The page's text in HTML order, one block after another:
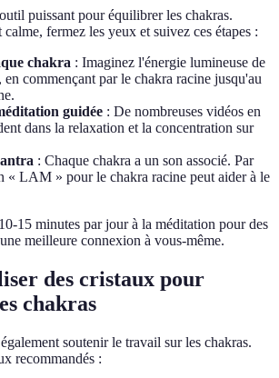
puissant pour équilibrer les chakras.
fermez les yeux et suivez ces étapes :
chakra : Imaginez l'énergie lumineuse de
en commençant par le chakra racine jusqu'au
guidée : De nombreuses vidéos en
dans la relaxation et la concentration sur
: Chaque chakra a un son associé. Par
« LAM » pour le chakra racine peut aider à le
15 minutes par jour à la méditation pour des
meilleure connexion à vous-même.
des cristaux pour
chakras
soutenir le travail sur les chakras.
recommandés :